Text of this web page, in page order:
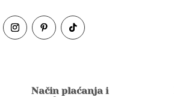
Način plaćanja i